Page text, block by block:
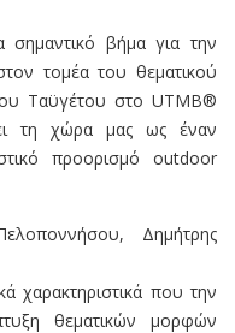
σημαντικό βήμα για την
τομέα του θεματικού
Ταϋγέτου στο UTMB®
τη χώρα μας ως έναν
προορισμό outdoor
Δημήτρης
χαρακτηριστικά που την
θεματικών μορφών